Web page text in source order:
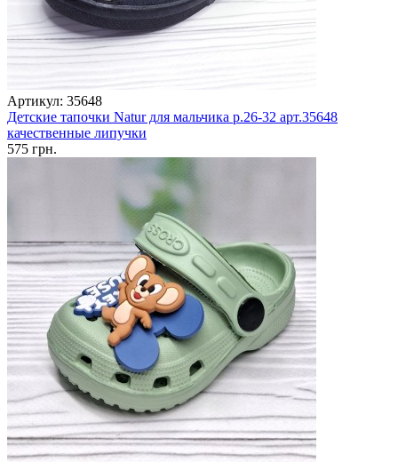
Артикул: 35648
Детские тапочки Natur для мальчика р.26-32 арт.35648
качественные липучки
575 грн.